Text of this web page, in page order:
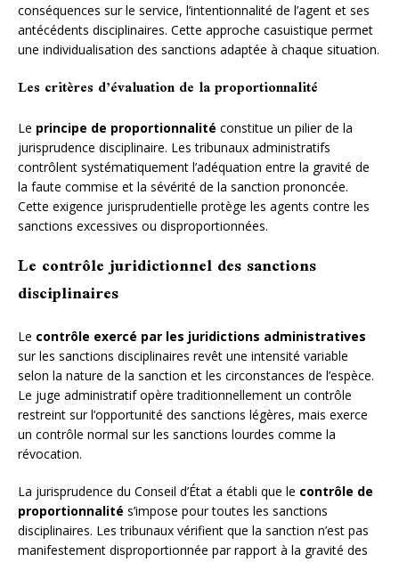
conséquences sur le service, l’intentionnalité de l’agent et ses
antécédents disciplinaires. Cette approche casuistique permet
une individualisation des sanctions adaptée à chaque situation.
Les critères d’évaluation de la proportionnalité
Le principe de proportionnalité constitue un pilier de la
jurisprudence disciplinaire. Les tribunaux administratifs
contrôlent systématiquement l’adéquation entre la gravité de
la faute commise et la sévérité de la sanction prononcée.
Cette exigence jurisprudentielle protège les agents contre les
sanctions excessives ou disproportionnées.
Le contrôle juridictionnel des sanctions
disciplinaires
Le contrôle exercé par les juridictions administratives
sur les sanctions disciplinaires revêt une intensité variable
selon la nature de la sanction et les circonstances de l’espèce.
Le juge administratif opère traditionnellement un contrôle
restreint sur l’opportunité des sanctions légères, mais exerce
un contrôle normal sur les sanctions lourdes comme la
révocation.
La jurisprudence du Conseil d’État a établi que le contrôle de
proportionnalité s’impose pour toutes les sanctions
disciplinaires. Les tribunaux vérifient que la sanction n’est pas
manifestement disproportionnée par rapport à la gravité des